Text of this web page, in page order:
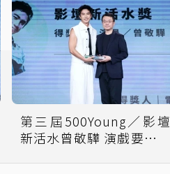
第三屆500Young／影壇
新活水曾敬驊 演戲要享受